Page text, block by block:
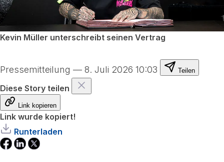
Kevin Müller unterschreibt seinen Vertrag
Pressemitteilung — 8. Juli 2026 10:03 Teilen
Diese Story teilen
Link kopieren
Link wurde kopiert!
Runterladen